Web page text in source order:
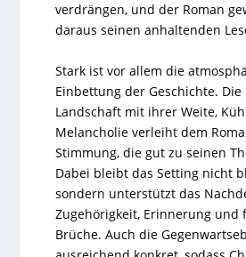
verdrängen, und der Roman
daraus seinen anhaltenden
Stark ist vor allem die
Einbettung der Geschichte.
Landschaft mit ihrer Weite,
Melancholie verleiht dem
Stimmung, die gut zu seinen
Dabei bleibt das Setting nicht
sondern unterstützt das
Zugehörigkeit, Erinnerung und
Brüche. Auch die